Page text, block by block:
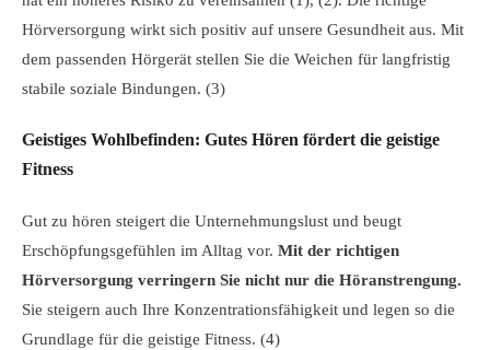
Hörversorgung wirkt sich positiv auf unsere Gesundheit aus. Mit
dem passenden Hörgerät stellen Sie die Weichen für langfristig
stabile soziale Bindungen. (3)
Geistiges Wohlbefinden: Gutes Hören fördert die geistige
Fitness
Gut zu hören steigert die Unternehmungslust und beugt
Erschöpfungsgefühlen im Alltag vor. Mit der richtigen
Hörversorgung verringern Sie nicht nur die Höranstrengung.
Sie steigern auch Ihre Konzentrationsfähigkeit und legen so die
Grundlage für die geistige Fitness. (4)